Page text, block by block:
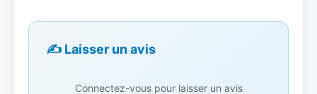
✍️ Laisser un avis
Connectez-vous pour laisser un avis